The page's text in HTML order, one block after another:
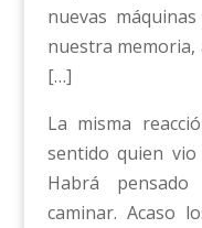
nuevas
nuestra
[…]
La misma
sentido quien
Habrá
caminar. Acaso